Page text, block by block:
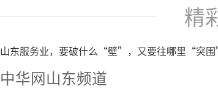
字政府建设标杆省份
3月20日，山东
精
山东服务业，要破什么“壁”，又要往哪里“突围
中华网山东频道